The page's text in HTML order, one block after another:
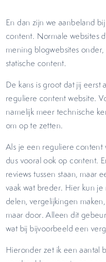
En dan zijn we aanbeland
content. Normale websites
mening blogwebsites
statische content.
De kans is groot dat jij eerst
reguliere content website.
namelijk meer technische
om op te zetten.
Als je een reguliere content
dus vooral ook op content.
reviews tussen staan, maar
vaak wat breder. Hier kun
delen, vergelijkingen
maar door. Alleen dit
wat bij bijvoorbeeld een
Hieronder zet ik een aantal